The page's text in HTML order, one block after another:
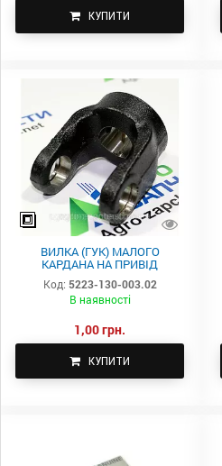
КУПИТИ
ВИЛКА (ГУК) МАЛОГО
КАРДАНА НА ПРИВІД
ПІДБИРАЧА ПРЕСА SIPMA -
[ПІД ШПОНКУ] 5223-130-003.02
Код: 5223-130-003.02
В наявності
1,00 грн.
КУПИТИ